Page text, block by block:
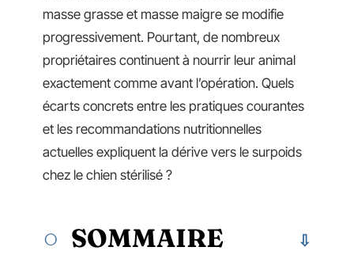
masse grasse et masse maigre se modifie
progressivement. Pourtant, de nombreux
propriétaires continuent à nourrir leur animal
exactement comme avant l’opération. Quels
écarts concrets entre les pratiques courantes
et les recommandations nutritionnelles
actuelles expliquent la dérive vers le surpoids
chez le chien stérilisé ?
SOMMAIRE